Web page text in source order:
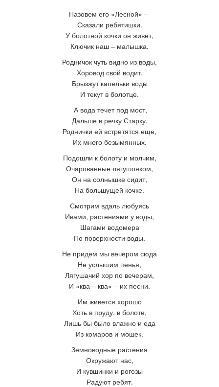
Назовем его «Лесной» –
Сказали ребятишки.
У болотной кочки он живет,
Ключик наш – малышка.
Родничок чуть видно из воды,
Хоровод свой водит.
Брызжут капельки воды
И текут в болотце.
А вода течет под мост,
Дальше в речку Старку.
Роднички ей встретятся еще,
Их много безымянных.
Подошли к болоту и молчим,
Очарованные лягушонком,
Он на солнышке сидит,
На большущей кочке.
Смотрим вдаль любуясь
Ивами, растениями у воды,
Шагами водомера
По поверхности воды.
Не придем мы вечером сюда
Не услышим пенья,
Лягушачий хор по вечерам,
И «ква – ква» – их песни.
Им живется хорошо
Хоть в пруду, в болоте,
Лишь бы было влажно и еда
Из комаров и мошек.
Земноводные растения
Окружают нас,
И кувшинки и рогозы
Радуют ребят.